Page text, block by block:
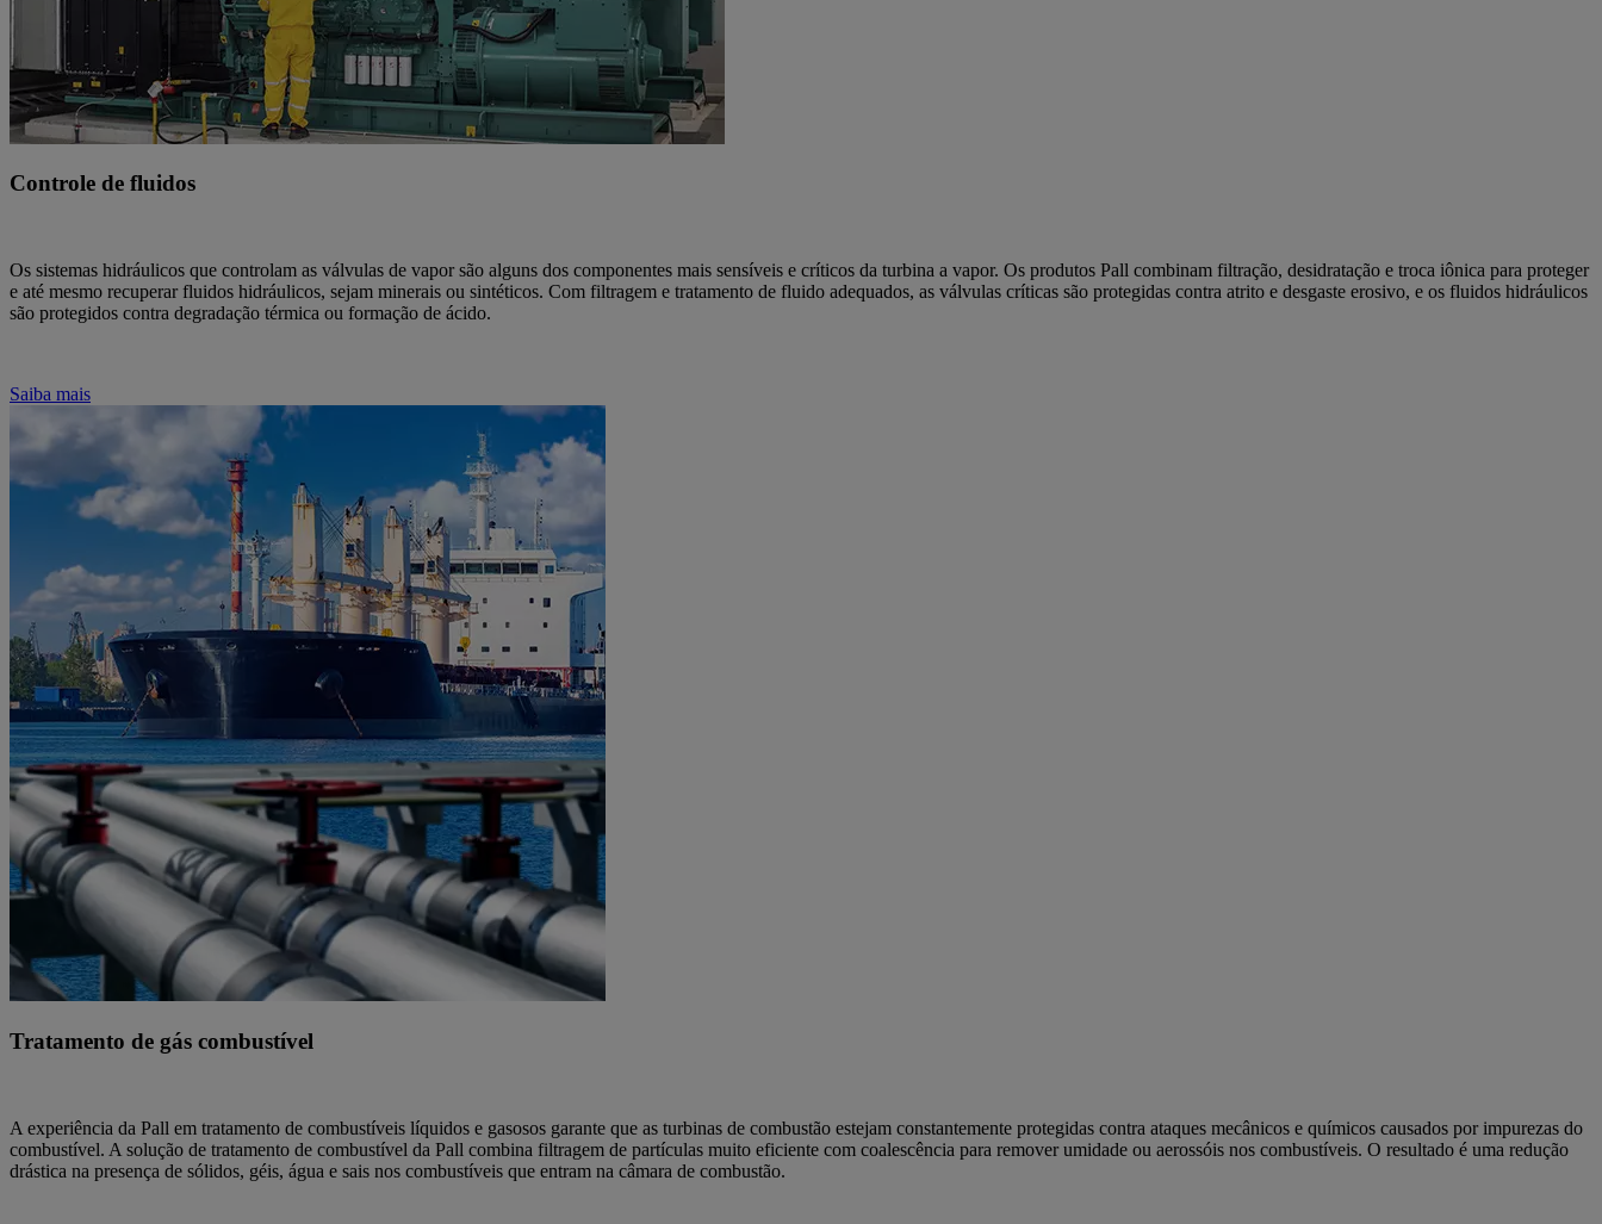
Controle de fluidos
Os sistemas hidráulicos que controlam as válvulas de vapor são alguns dos componentes mais sensíveis e críticos da turbina a vapor. Os produtos Pall combinam filtração, desidratação e troca iônica para proteger
e até mesmo recuperar fluidos hidráulicos, sejam minerais ou sintéticos. Com filtragem e tratamento de fluido adequados, as válvulas críticas são protegidas contra atrito e desgaste erosivo, e os fluidos hidráulicos
são protegidos contra degradação térmica ou formação de ácido.
Saiba mais
Tratamento de gás combustível
A experiência da Pall em tratamento de combustíveis líquidos e gasosos garante que as turbinas de combustão estejam constantemente protegidas contra ataques mecânicos e químicos causados por impurezas do
combustível. A solução de tratamento de combustível da Pall combina filtragem de partículas muito eficiente com coalescência para remover umidade ou aerossóis nos combustíveis. O resultado é uma redução
drástica na presença de sólidos, géis, água e sais nos combustíveis que entram na câmara de combustão.